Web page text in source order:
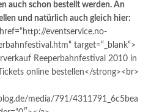
auch schon bestellt werden. An
und natürlich auch gleich hier:
eventservice.no-
target=“_blank“>
Reeperbahnfestival 2010 in
online bestellen</strong><br>
media/791/4311791_6c5bea